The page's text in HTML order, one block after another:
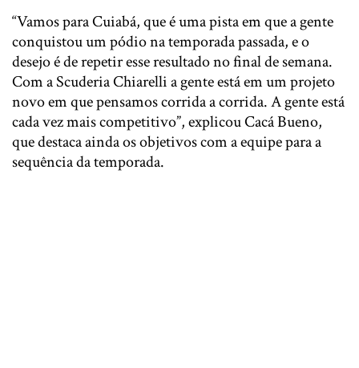
“Vamos para Cuiabá, que é uma pista em que a gente
conquistou um pódio na temporada passada, e o
desejo é de repetir esse resultado no final de semana.
Com a Scuderia Chiarelli a gente está em um projeto
novo em que pensamos corrida a corrida. A gente está
cada vez mais competitivo”, explicou Cacá Bueno,
que destaca ainda os objetivos com a equipe para a
sequência da temporada.